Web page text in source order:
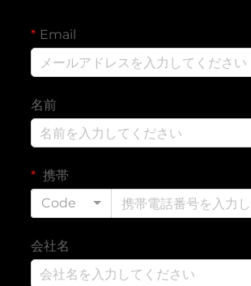
Email
名前
携帯
Code
会社名